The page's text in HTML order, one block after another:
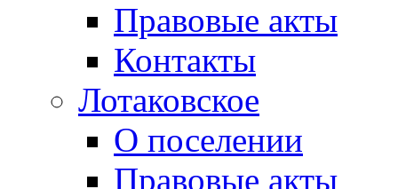
Правовые акты
Контакты
Лотаковское
О поселении
Правовые акты